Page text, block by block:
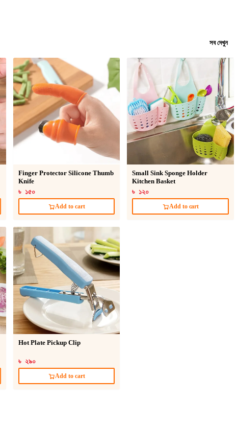
সব দেখুন
Finger Protector Silicone Thumb
Knife
৳ ১৫০
Add to cart
Small Sink Sponge Holder
Kitchen Basket
৳ ১২০
Add to cart
Hot Plate Pickup Clip
৳ ২৯০
Add to cart